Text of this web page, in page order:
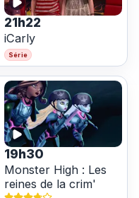
21h22
iCarly
Série
19h30
Monster High : Les
reines de la crim'